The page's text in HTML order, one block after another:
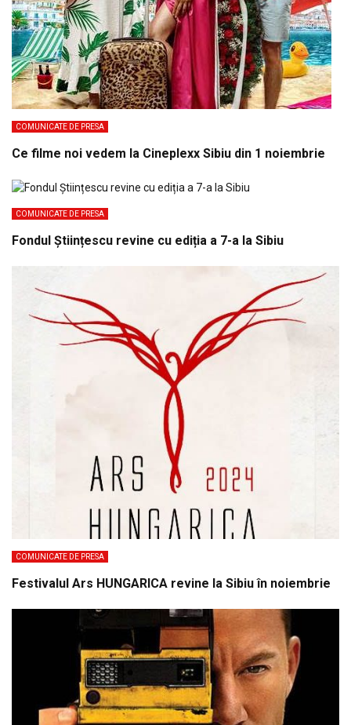
COMUNICATE DE PRESA
Ce filme noi vedem la Cineplexx Sibiu din 1 noiembrie
COMUNICATE DE PRESA
Fondul Științescu revine cu ediția a 7-a la Sibiu
COMUNICATE DE PRESA
Festivalul Ars HUNGARICA revine la Sibiu în noiembrie